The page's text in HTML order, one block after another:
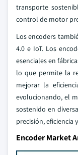
transporte
control de motor
Los encoders
4.0 e IoT. Los
esenciales en
lo que permite la
mejorar la
evolucionando, el
sostenido en
precisión, eficiencia
Encoder Market